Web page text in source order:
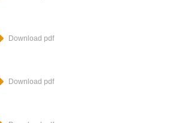
Download pdf
Download pdf